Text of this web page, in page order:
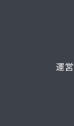
運